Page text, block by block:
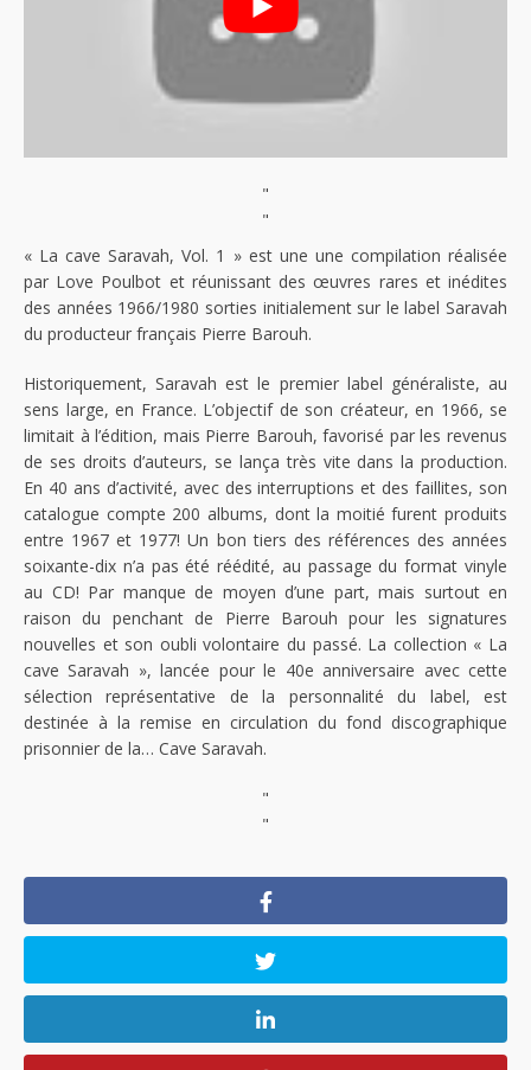
"
"
« La cave Saravah, Vol. 1 » est une une compilation réalisée
par Love Poulbot et réunissant des œuvres rares et inédites
des années 1966/1980 sorties initialement sur le label Saravah
du producteur français Pierre Barouh.
Historiquement, Saravah est le premier label généraliste, au
sens large, en France. L’objectif de son créateur, en 1966, se
limitait à l’édition, mais Pierre Barouh, favorisé par les revenus
de ses droits d’auteurs, se lança très vite dans la production.
En 40 ans d’activité, avec des interruptions et des faillites, son
catalogue compte 200 albums, dont la moitié furent produits
entre 1967 et 1977! Un bon tiers des références des années
soixante-dix n’a pas été réédité, au passage du format vinyle
au CD! Par manque de moyen d’une part, mais surtout en
raison du penchant de Pierre Barouh pour les signatures
nouvelles et son oubli volontaire du passé. La collection « La
cave Saravah », lancée pour le 40e anniversaire avec cette
sélection représentative de la personnalité du label, est
destinée à la remise en circulation du fond discographique
prisonnier de la… Cave Saravah.
"
"